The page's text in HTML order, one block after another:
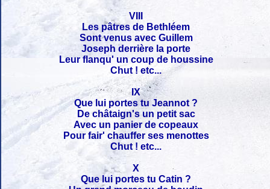
VIII
Les pâtres de Bethléem
Sont venus avec Guillem
Joseph derrière la porte
Leur flanqu' un coup de houssine
Chut ! etc...
IX
Que lui portes tu Jeannot ?
De châtaign's un petit sac
Avec un panier de copeaux
Pour fair' chauffer ses menottes
Chut ! etc...
X
Que lui portes tu Catin ?